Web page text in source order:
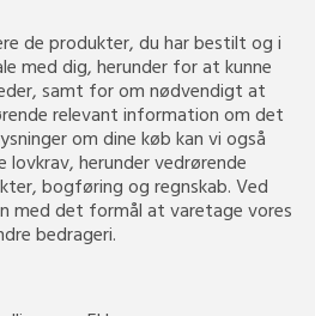
de produkter, du har bestilt og i
med dig, herunder for at kunne
samt for om nødvendigt at
relevant information om det
om dine køb kan vi også
herunder vedrørende
bogføring og regnskab. Ved
med det formål at varetage vores
bedrageri.